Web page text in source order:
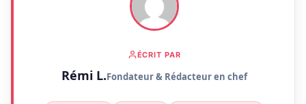
ÉCRIT PAR
Rémi L.Fondateur & Rédacteur en chef